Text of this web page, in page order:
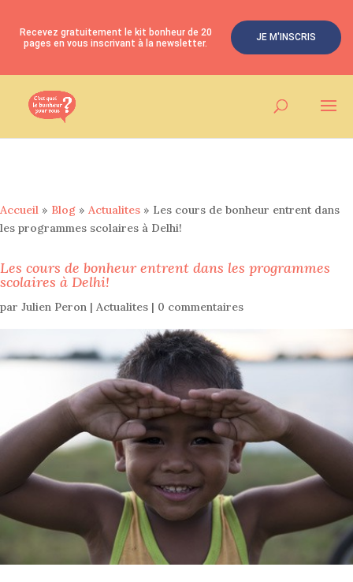
Accueil » Blog » Actualites » Les cours de bonheur entrent dans
les programmes scolaires à Delhi!
Les cours de bonheur entrent dans les programmes
scolaires à Delhi!
par Julien Peron | Actualites | 0 commentaires
Recevez gratuitement le kit bonheur de 20
pages en vous inscrivant à la newsletter.
JE M'INSCRIS